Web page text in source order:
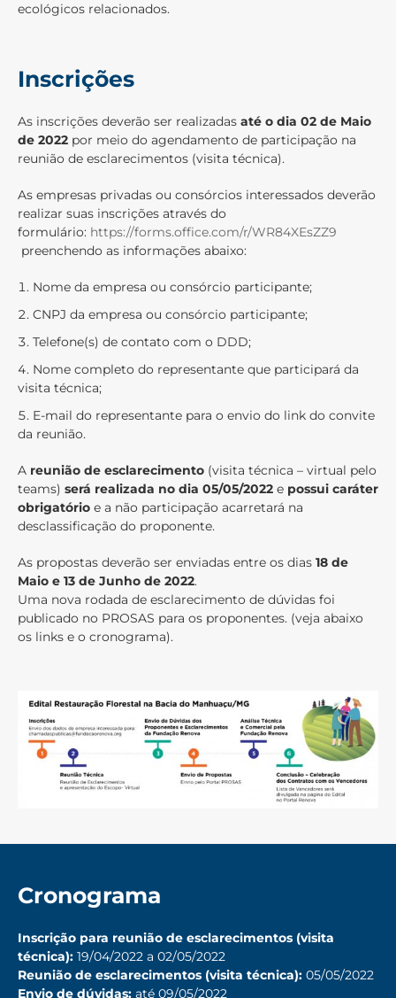
ecológicos relacionados.
Inscrições
As inscrições deverão ser realizadas até o dia 02 de Maio
de 2022 por meio do agendamento de participação na
reunião de esclarecimentos (visita técnica).
As empresas privadas ou consórcios interessados deverão
realizar suas inscrições através do
formulário: https://forms.office.com/r/WR84XEsZZ9
preenchendo as informações abaixo:
Nome da empresa ou consórcio participante;
CNPJ da empresa ou consórcio participante;
Telefone(s) de contato com o DDD;
Nome completo do representante que participará da
visita técnica;
E-mail do representante para o envio do link do convite
da reunião.
A reunião de esclarecimento (visita técnica – virtual pelo
teams) será realizada no dia 05/05/2022 e possui caráter
obrigatório e a não participação acarretará na
desclassificação do proponente.
As propostas deverão ser enviadas entre os dias 18 de
Maio e 13 de Junho de 2022.
Uma nova rodada de esclarecimento de dúvidas foi
publicado no PROSAS para os proponentes. (veja abaixo
os links e o cronograma).
Cronograma
Inscrição para reunião de esclarecimentos (visita
técnica): 19/04/2022 a 02/05/2022
Reunião de esclarecimentos (visita técnica): 05/05/2022
Envio de dúvidas: até 09/05/2022